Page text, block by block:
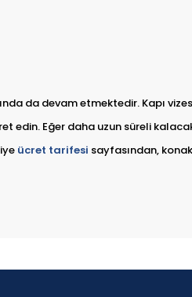
da devam etmektedir. Kapı
edin. Eğer daha uzun süreli
ücret tarifesi sayfasından,